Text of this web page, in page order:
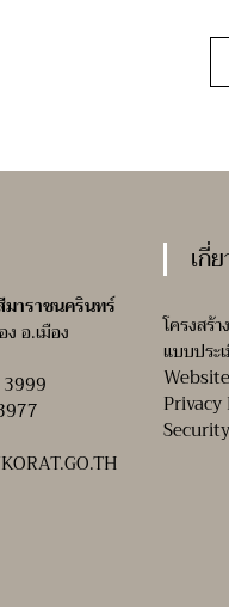
มาราชนครินทร์
อ.เมือง
3999
เกี่
โครงสร้า
แบบประ